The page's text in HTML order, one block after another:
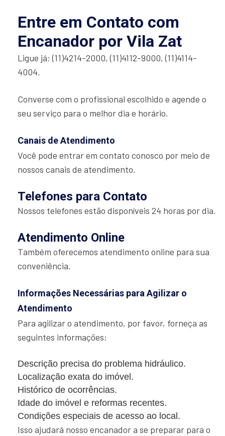
Entre em Contato com
Encanador por Vila Zat
Ligue já: (11)4214-2000, (11)4112-9000, (11)4114-
4004.
Converse com o profissional escolhido e agende o
seu serviço para o melhor dia e horário.
Canais de Atendimento
Você pode entrar em contato conosco por meio de
nossos canais de atendimento.
Telefones para Contato
Nossos telefones estão disponíveis 24 horas por dia.
Atendimento Online
Também oferecemos atendimento online para sua
conveniência.
Informações Necessárias para Agilizar o
Atendimento
Para agilizar o atendimento, por favor, forneça as
seguintes informações:
Descrição precisa do problema hidráulico.
Localização exata do imóvel.
Histórico de ocorrências.
Idade do imóvel e reformas recentes.
Condições especiais de acesso ao local.
Isso ajudará nosso encanador a se preparar para o